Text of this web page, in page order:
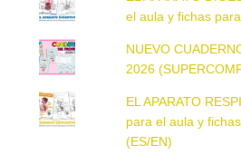
el aula y fichas
NUEVO
2026
EL APARATO
para el aula y
(ES/EN)